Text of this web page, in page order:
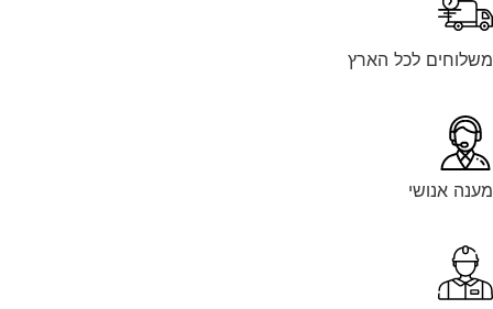
לכל הארץ
אנושי